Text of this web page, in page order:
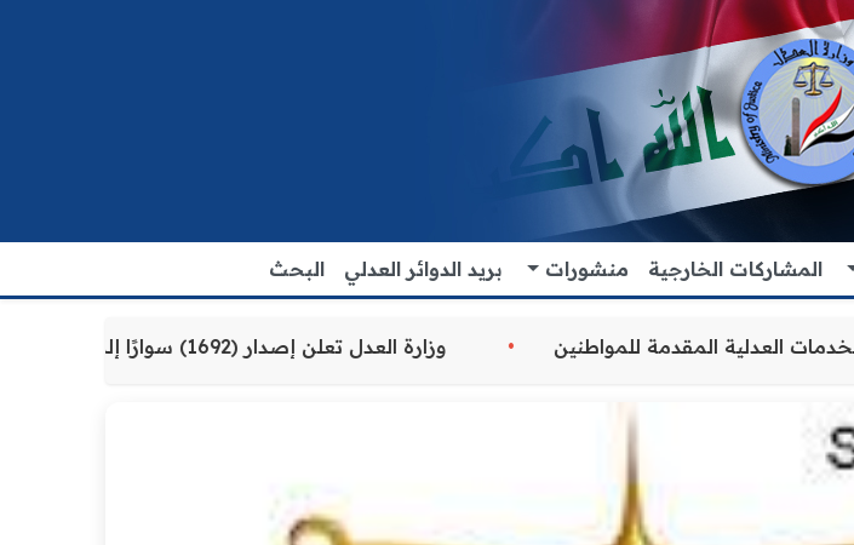
المشاركات الخارجية منشورات بريد الدوائر العدلي البحث
بمستوى الخدمات العدلية المقدمة للمواطنين وزارة العدل تعلن إصدار (1692) سوارًا إلكترونيًا لنزلاء سجن الناصرية المركزي لتنظيم التعاملات المالية داخل المؤسسات الإصلاحية